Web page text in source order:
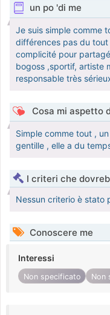
un po 'di me
Je suis simple comme
différences pas du
complicité pour
bogoss ,sportif, artiste
responsable très
Cosa mi aspetto
Simple comme tout ,
gentille , elle a du
I criteri che
Nessun criterio è stato
Conoscere me
Interessi
Non specificato Non